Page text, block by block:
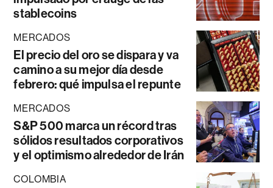
stablecoins
MERCADOS
El precio del oro se dispara y va
camino a su mejor día desde
febrero: qué impulsa el repunte
MERCADOS
S&P 500 marca un récord tras
sólidos resultados corporativos
y el optimismo alrededor de Irán
COLOMBIA